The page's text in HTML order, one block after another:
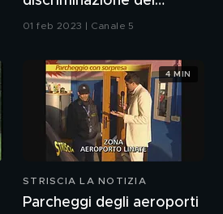
capezzoli femminili
01 feb 2023 | Canale 5
STRISCIA LA NOTIZIA
Parcheggi degli aeroporti
4 MIN